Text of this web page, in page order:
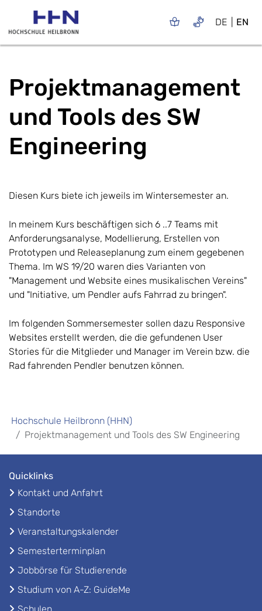
DE EN
Projektmanagement
und Tools des SW
Engineering
Diesen Kurs biete ich jeweils im Wintersemester an.
In meinem Kurs beschäftigen sich 6 ..7 Teams mit
Anforderungsanalyse, Modellierung, Erstellen von
Prototypen und Releaseplanung zum einem gegebenen
Thema. Im WS 19/20 waren dies Varianten von
"Management und Website eines musikalischen Vereins"
und "Initiative, um Pendler aufs Fahrrad zu bringen".
Im folgenden Sommersemester sollen dazu Responsive
Websites erstellt werden, die die gefundenen User
Stories für die Mitglieder und Manager im Verein bzw. die
Rad fahrenden Pendler benutzen können.
Hochschule Heilbronn (HHN)
Projektmanagement und Tools des SW Engineering
Quicklinks
Kontakt und Anfahrt
Standorte
Veranstaltungskalender
Semesterterminplan
Jobbörse für Studierende
Studium von A-Z: GuideMe
Schulen